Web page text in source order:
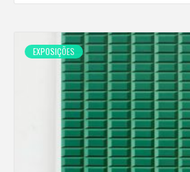
EXPOSIÇÕES